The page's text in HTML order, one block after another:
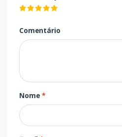
Comentário
Nome*